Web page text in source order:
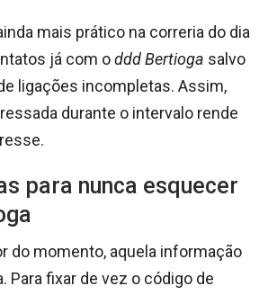
mais prático na correria do dia
já com oddd Bertioga salvo
ligações incompletas. Assim,
durante o intervalo rende
para nunca esquecer
do momento, aquela informação
Para fixar de vez o código de